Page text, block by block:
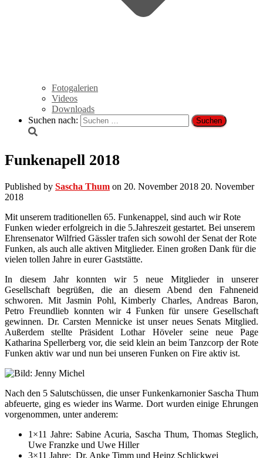
Fotogalerien
Videos
Downloads
Suchen nach:
Funkenapell 2018
Published by Sascha Thum on 20. November 2018 20. November
2018
Mit unserem traditionellen 65. Funkenappel, sind auch wir Rote
Funken wieder erfolgreich in die 5.Jahreszeit gestartet. Bei unserem
Ehrensenator Wilfried Gässler trafen sich sowohl der Senat der Rote
Funken, als auch alle aktiven Mitglieder. Einen großen Dank für die
vielen tollen Jahre in eurer Gaststätte.
In diesem Jahr konnten wir 5 neue Mitglieder in unserer
Gesellschaft begrüßen, die an diesem Abend den Fahneneid
schworen. Mit Jasmin Pohl, Kimberly Charles, Andreas Baron,
Petro Freundlieb konnten wir 4 Funken für unsere Gesellschaft
gewinnen. Dr. Carsten Mennicke ist unser neues Senats Mitglied.
Außerdem stellte Präsident Lothar Höveler seine neue Page
Katharina Spellerberg vor, die seid klein an beim Tanzcorp der Rote
Funken aktiv war und nun bei unseren Funken on Fire aktiv ist.
Nach den 5 Salutschüssen, die unser Funkenkarnonier Sascha Thum
abfeuerte, ging es wieder ins Warme. Dort wurden einige Ehrungen
vorgenommen, unter anderem:
1×11 Jahre: Sabine Acuria, Sascha Thum, Thomas Steglich,
Uwe Franzke und Uwe Hiller
3×11 Jahre: Dr. Anke Timm und Heinz Schlickwei